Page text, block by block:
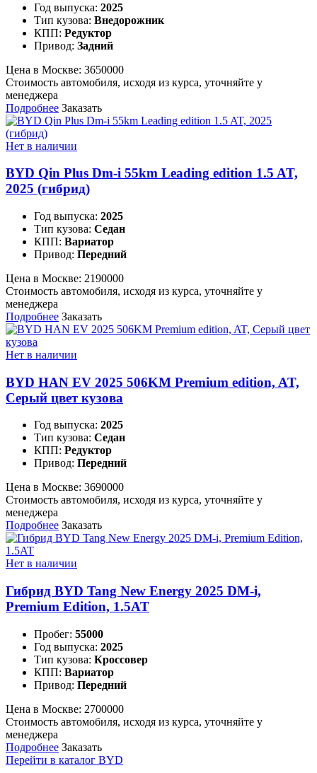
Год выпуска: 2025
Тип кузова: Внедорожник
КПП: Редуктор
Привод: Задний
Цена в Москве: 3650000
Стоимость автомобиля, исходя из курса, уточняйте у
менеджера
Подробнее Заказать
Нет в наличии
BYD Qin Plus Dm-i 55km Leading edition 1.5 AT,
2025 (гибрид)
Год выпуска: 2025
Тип кузова: Седан
КПП: Вариатор
Привод: Передний
Цена в Москве: 2190000
Стоимость автомобиля, исходя из курса, уточняйте у
менеджера
Подробнее Заказать
Нет в наличии
BYD HAN EV 2025 506KM Premium edition, AT,
Серый цвет кузова
Год выпуска: 2025
Тип кузова: Седан
КПП: Редуктор
Привод: Передний
Цена в Москве: 3690000
Стоимость автомобиля, исходя из курса, уточняйте у
менеджера
Подробнее Заказать
Нет в наличии
Гибрид BYD Tang New Energy 2025 DM-i,
Premium Edition, 1.5AT
Пробег: 55000
Год выпуска: 2025
Тип кузова: Кроссовер
КПП: Вариатор
Привод: Передний
Цена в Москве: 2700000
Стоимость автомобиля, исходя из курса, уточняйте у
менеджера
Подробнее Заказать
Перейти в каталог BYD